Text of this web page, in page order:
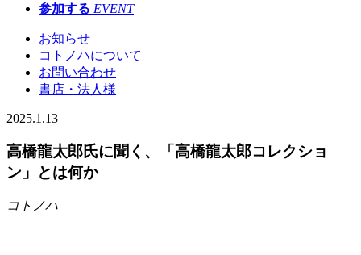
参加する EVENT
お知らせ
コトノハについて
お問い合わせ
書店・法人様
2025.1.13
高橋龍太郎氏に聞く、「高橋龍太郎コレクショ
ン」とは何か
コトノハ